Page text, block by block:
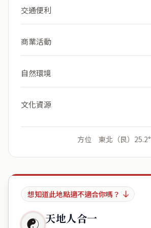
交通便利
商業活動
自然環境
文化資源
方位 東北（艮）25.2°
想知道此地點適不適合你嗎？
☯ 天地人合一